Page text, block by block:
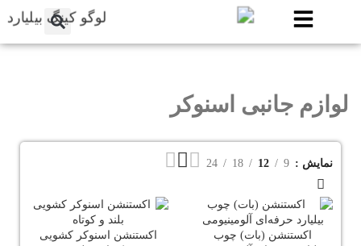
لوازم جانبی اسنوکر
نمایش 9
12
18
24
اکستنشن (بات) چوب
اکستنشن اسنوکر کشویی